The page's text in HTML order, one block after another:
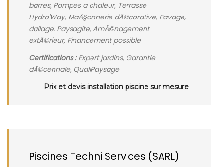
barres, Pompes a chaleur, Terrasse
Hydro'Way, MaÃ§onnerie dÃ©corative, Pavage,
dallage, Paysagite, AmÃ©nagement
extÃ©rieur, Financement possible
Certifications :Expert jardins, Garantie
dÃ©cennale, QualiPaysage
Prix et devis installation piscine sur mesure
Piscines Techni Services (SARL)